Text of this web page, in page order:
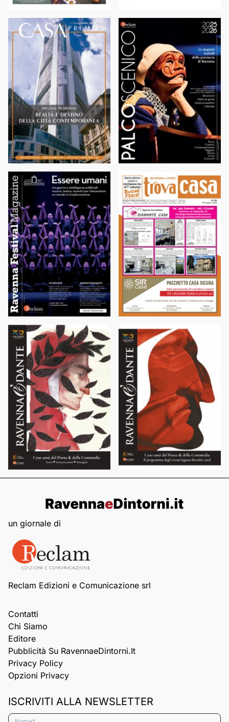
un giornale di
Reclam Edizioni e Comunicazione srl
Contatti
Chi Siamo
Editore
Pubblicità Su RavennaeDintorni.it
Privacy Policy
Opzioni Privacy
ISCRIVITI ALLA NEWSLETTER
Nome*